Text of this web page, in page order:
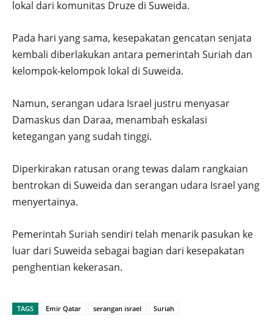
lokal dari komunitas Druze di Suweida.
Pada hari yang sama, kesepakatan gencatan senjata
kembali diberlakukan antara pemerintah Suriah dan
kelompok-kelompok lokal di Suweida.
Namun, serangan udara Israel justru menyasar
Damaskus dan Daraa, menambah eskalasi
ketegangan yang sudah tinggi.
Diperkirakan ratusan orang tewas dalam rangkaian
bentrokan di Suweida dan serangan udara Israel yang
menyertainya.
Pemerintah Suriah sendiri telah menarik pasukan ke
luar dari Suweida sebagai bagian dari kesepakatan
penghentian kekerasan.
TAGS Emir Qatar serangan israel Suriah